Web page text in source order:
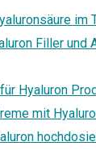
im
Filler und
Hyaluron
mit